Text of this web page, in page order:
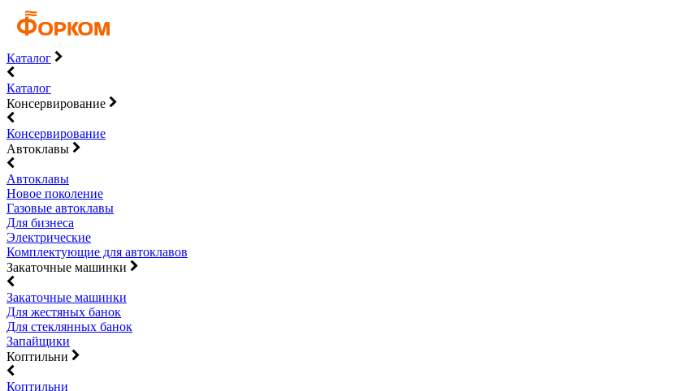
Каталог
Каталог
Консервирование
Консервирование
Автоклавы
Автоклавы
Новое поколение
Газовые автоклавы
Для бизнеса
Электрические
Комплектующие для автоклавов
Закаточные машинки
Закаточные машинки
Для жестяных банок
Для стеклянных банок
Запайщики
Коптильни
Коптильни